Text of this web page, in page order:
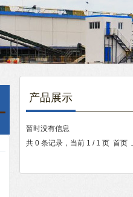
产品展示
暂时没有信息
共 0 条记录，当前 1 / 1 页 首